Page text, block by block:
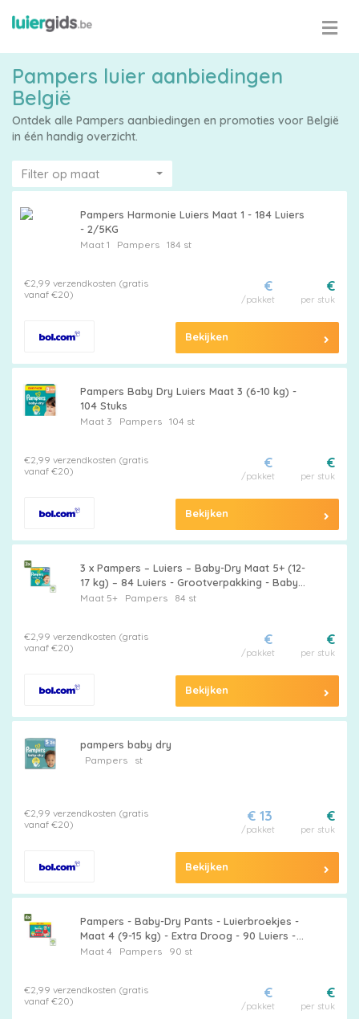
Kies
Pampers
korting
Billendoekjes
vergelijken
Pampers luier aanbiedingen
België
Ontdek alle Pampers aanbiedingen en promoties voor België
in één handig overzicht.
Filter op maat
Pampers Harmonie Luiers Maat 1 - 184 Luiers
- 2/5KG
Maat 1 Pampers184 st
€2,99 verzendkosten (gratis
vanaf €20)
€
per stuk
€
/pakket
Bekijken
Pampers Baby Dry Luiers Maat 3 (6-10 kg) -
104 Stuks
Maat 3 Pampers104 st
€2,99 verzendkosten (gratis
vanaf €20)
€
per stuk
€
/pakket
Bekijken
3 x Pampers – Luiers – Baby-Dry Maat 5+ (12-
17 kg) – 84 Luiers - Grootverpakking - Baby
Luiers - Droge Luiers - Baby Droogheid -
Maat 5+ Pampers84 st
€2,99 verzendkosten (gratis
vanaf €20)
€
per stuk
€
/pakket
Bekijken
pampers baby dry
Pampersst
€2,99 verzendkosten (gratis
vanaf €20)
€
per stuk
€ 13
/pakket
Bekijken
Pampers - Baby-Dry Pants - Luierbroekjes -
Maat 4 (9-15 kg) - Extra Droog - 90 Luiers -
Voordeelverpakking - 4 stuks - Pampers
Maat 4 Pampers90 st
€2,99 verzendkosten (gratis
vanaf €20)
€
per stuk
€
/pakket